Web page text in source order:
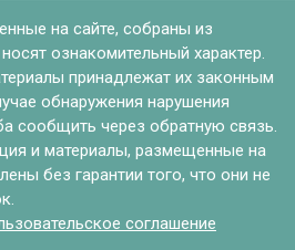
на сайте, собраны из
ознакомительный характер.
принадлежат их законным
обнаружения нарушения
сообщить через обратную связь.
и материалы, размещенные на
без гарантии того, что они не
соглашение